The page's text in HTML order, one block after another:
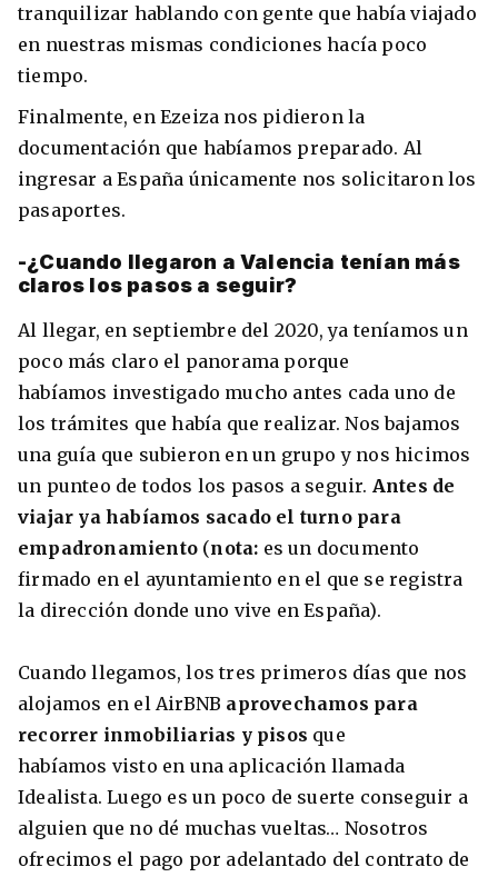
tranquilizar hablando con gente que había viajado
en nuestras mismas condiciones hacía poco
tiempo.
Finalmente, en Ezeiza nos pidieron la
documentación que habíamos preparado. Al
ingresar a España únicamente nos solicitaron los
pasaportes.
-¿Cuando llegaron a Valencia tenían más
claros los pasos a seguir?
Al llegar, en septiembre del 2020, ya teníamos un
poco más claro el panorama porque
habíamos investigado mucho antes cada uno de
los trámites que había que realizar. Nos bajamos
una guía que subieron en un grupo y nos hicimos
un punteo de todos los pasos a seguir. Antes de
viajar ya habíamos sacado el turno para
empadronamiento (nota: es un documento
firmado en el ayuntamiento en el que se registra
la dirección donde uno vive en España).
Cuando llegamos, los tres primeros días que nos
alojamos en el AirBNB aprovechamos para
recorrer inmobiliarias y pisos que
habíamos visto en una aplicación llamada
Idealista. Luego es un poco de suerte conseguir a
alguien que no dé muchas vueltas… Nosotros
ofrecimos el pago por adelantado del contrato de